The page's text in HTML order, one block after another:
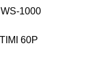
1000
60P